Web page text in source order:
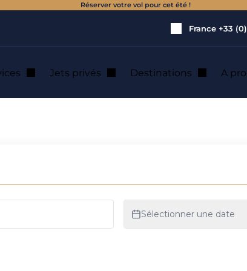
Réserver votre vol pour cet été !
France +33
Jets privés Destinations A